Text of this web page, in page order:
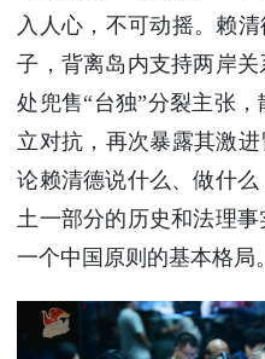
入人心，不可动摇。赖
子，背离岛内支持两岸
处兜售“台独”分裂主张
立对抗，再次暴露其激
论赖清德说什么、做什
土一部分的历史和法理
一个中国原则的基本格局。